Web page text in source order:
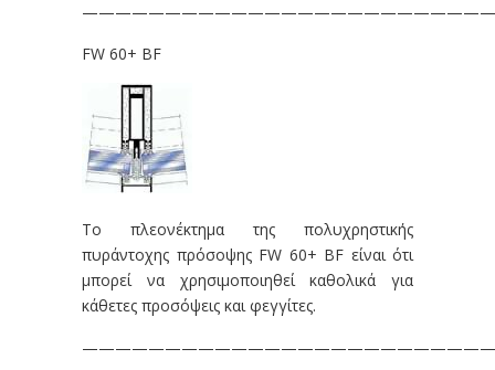
FW 60+ BF
Το πλεονέκτημα της πολυχρηστικής
πυράντοχης πρόσοψης FW 60+ BF είναι ότι
μπορεί να χρησιμοποιηθεί καθολικά για
κάθετες προσόψεις και φεγγίτες.